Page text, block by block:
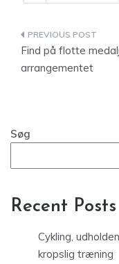
Find på flotte
arrangementet
Søg
Recent Posts
Cykling,
kropslig træning